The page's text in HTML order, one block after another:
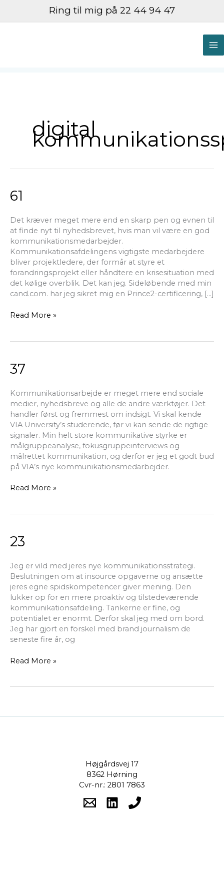
Ring til mig på 22 44 94 47
digital
61
Det kræver meget mere end en skarp pen og evnen til
at finde nyt til nyhedsbrevet, hvis man vil være en god
kommunikationsmedarbejder.
Kommunikationsafdelingens vigtigste medarbejdere
bliver projektledere, der formår at styre et
forandringsprojekt eller håndtere en krisesituation med
det kølige overblik. Det kan jeg. Sideløbende med min
cand.com. har jeg sikret mig en Prince2-certificering, […]
61
Read More »
37
Kommunikationsarbejde er meget mere end sociale
medier, nyhedsbreve og alle de andre værktøjer. Det
handler først og fremmest om indsigt. Vi skal kende
VIA University’s studerende, før vi kan sende de rigtige
signaler. Min helt store kommunikative styrke er
målgruppeanalyse, fokusgruppeinterviews og
målrettet kommunikation, og derfor er jeg et godt bud
på VIA’s nye kommunikationsmedarbejder.
37
Read More »
23
Jeg er vild med jeres nye kommunikationsstrategi.
Beslutningen om at insource opgaverne og ansætte
jeres egne spidskompetencer giver mening. Den
lukker op for en mere proaktiv og tilstedeværende
kommunikationsafdeling. Tankerne er fine, og
potentialet er enormt. Derfor skal jeg med om bord.
Jeg har gjort en forskel med brand journalism de
seneste fire år, og
23
Read More »
Højgårdsvej 17
8362 Hørning
Cvr-nr.: 2801 7863